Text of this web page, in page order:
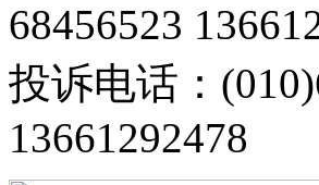
68456523
投诉电话：
13661292478